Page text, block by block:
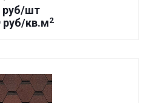
руб/шт
руб/кв.м2